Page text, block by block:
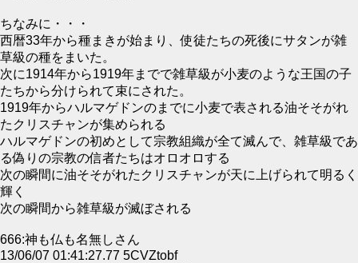
ちなみに・・・
西暦33年から種まきが始まり、使徒たちの死後にサタンが雑
草級の種をまいた。
次に1914年から1919年までで雑草級が小麦のような王国の子
たちから分けられて束にされた。
1919年からハルマゲドンのまでに小麦で表される油そそがれ
たクリスチャンが集められる
ハルマゲドンの初めとして宗教組織が全て滅んで、雑草級であ
る偽りの宗教の信者たちはオロオロする
次の瞬間に油そそがれたクリスチャンが天に上げられて明るく
輝く
次の瞬間から雑草級が滅ぼされる
666:神も仏も名無しさん
13/06/07 01:41:27.77 5CVZtobf